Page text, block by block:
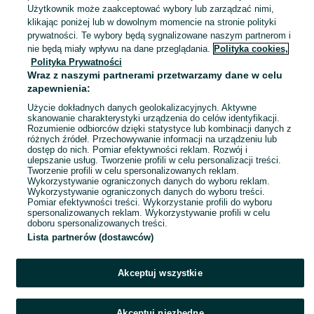
M / 38
Wielokolorowy
Pozostałe
Inny
13 zł
Jankowo-Skarbowo
04 sierpnia 2026
110 Granatowy
1 2 3 ... 9
Użytkownik może zaakceptować wybory lub zarządzać nimi,
klikając poniżej lub w dowolnym momencie na stronie polityki
prywatności. Te wybory będą sygnalizowane naszym partnerom i
nie będą miały wpływu na dane przeglądania. Polityka cookies,
Polityka Prywatności
Wraz z naszymi partnerami przetwarzamy dane w celu
zapewnienia:
Użycie dokładnych danych geolokalizacyjnych. Aktywne
skanowanie charakterystyki urządzenia do celów identyfikacji.
Rozumienie odbiorców dzięki statystyce lub kombinacji danych z
różnych źródeł. Przechowywanie informacji na urządzeniu lub
dostęp do nich. Pomiar efektywności reklam. Rozwój i
ulepszanie usług. Tworzenie profili w celu personalizacji treści.
Tworzenie profili w celu spersonalizowanych reklam.
Wykorzystywanie ograniczonych danych do wyboru reklam.
Wykorzystywanie ograniczonych danych do wyboru treści.
Pomiar efektywności treści. Wykorzystanie profili do wyboru
spersonalizowanych reklam. Wykorzystywanie profili w celu
doboru spersonalizowanych treści.
Lista partnerów (dostawców)
Akceptuj wszystkie